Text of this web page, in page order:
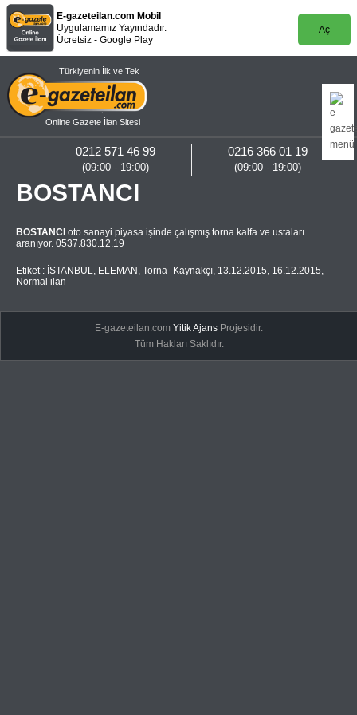
E-gazeteilan.com Mobil
Uygulamamız Yayındadır.
Ücretsiz - Google Play
Aç
Türkiyenin İlk ve Tek
Online Gazete İlan Sitesi
0216 366 01 19
(09:00 - 19:00)
0212 571 46 99
(09:00 - 19:00)
BOSTANCI
BOSTANCI oto sanayi piyasa işinde çalışmış torna kalfa ve ustaları
aranıyor. 0537.830.12.19
Etiket : İSTANBUL, ELEMAN , Torna- Kaynakçı, 13.12.2015, 16.12.2015,
Normal ilan
E-gazeteilan.comYitik Ajans Projesidir.
Tüm Hakları Saklıdır.